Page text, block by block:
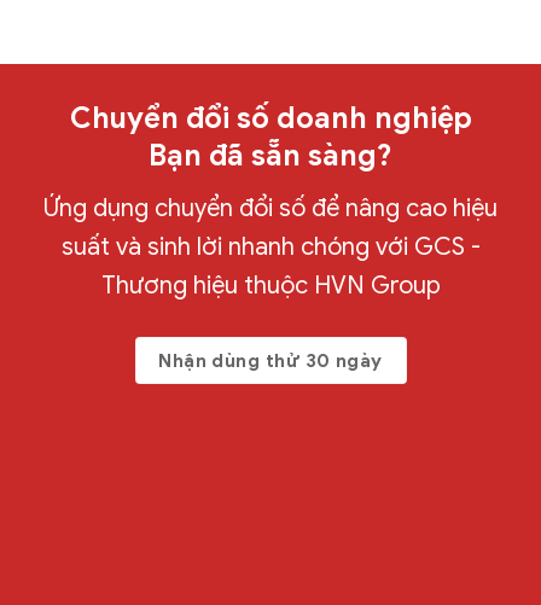
Chuyển đổi số doanh nghiệp
Bạn đã sẵn sàng?
Ứng dụng chuyển đổi số để nâng cao hiệu
suất và sinh lời nhanh chóng với GCS -
Thương hiệu thuộc HVN Group
Nhận dùng thử 30 ngày